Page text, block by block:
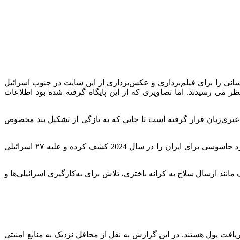
را برای فیلم‌برداری و عکس‌برداری از این سایت در جنوب اسرائیل
می رسیدند. اما تصاویری که از این پایگاه گرفته شده بود اطلاعات
قرار گرفته است تا جایی که به تازگی از تشکیل بند مخصوص
در ماه‌های پایانی سال 2024 بود که سازمان امنیت داخلی اشغالگران (شاباک) در گزارش عملکرد سالانه خود نوشت که بالغ بر ۱۳مورد جاسوسی برای ایران را در سال 2024 کشف کرده و علیه ۲۷ اسرائیلی
مختلف مانند ارسال سلاح به کرانه باختری، تلاش برای به‌کارگیری اسرائیلی‌ها و
پول هستند. در این گزارش به نقل از محافل نزدیک به منابع امنیتی